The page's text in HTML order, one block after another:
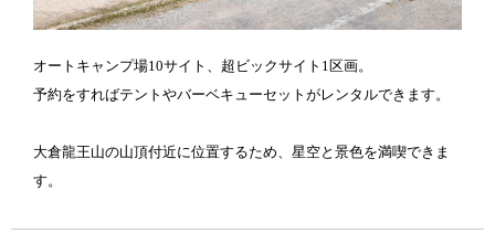
オートキャンプ場10サイト、超ビックサイト1区画。
予約をすればテントやバーベキューセットがレンタルできます。
大倉龍王山の山頂付近に位置するため、星空と景色を満喫できま
す。